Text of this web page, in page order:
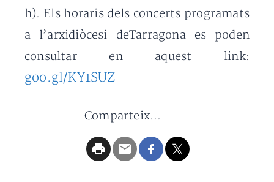
h). Els horaris dels concerts programats
a l’arxidiòcesi deTarragona es poden
consultar en aquest link:
goo.gl/KY1SUZ
Comparteix...